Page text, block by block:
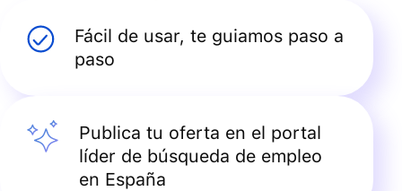
Fácil de usar, te guiamos paso a
paso
Publica tu oferta en el portal
líder de búsqueda de empleo
en España